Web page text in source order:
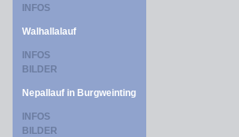
INFOS
Walhallalauf
INFOS
BILDER
Nepallauf in Burgweinting
INFOS
BILDER